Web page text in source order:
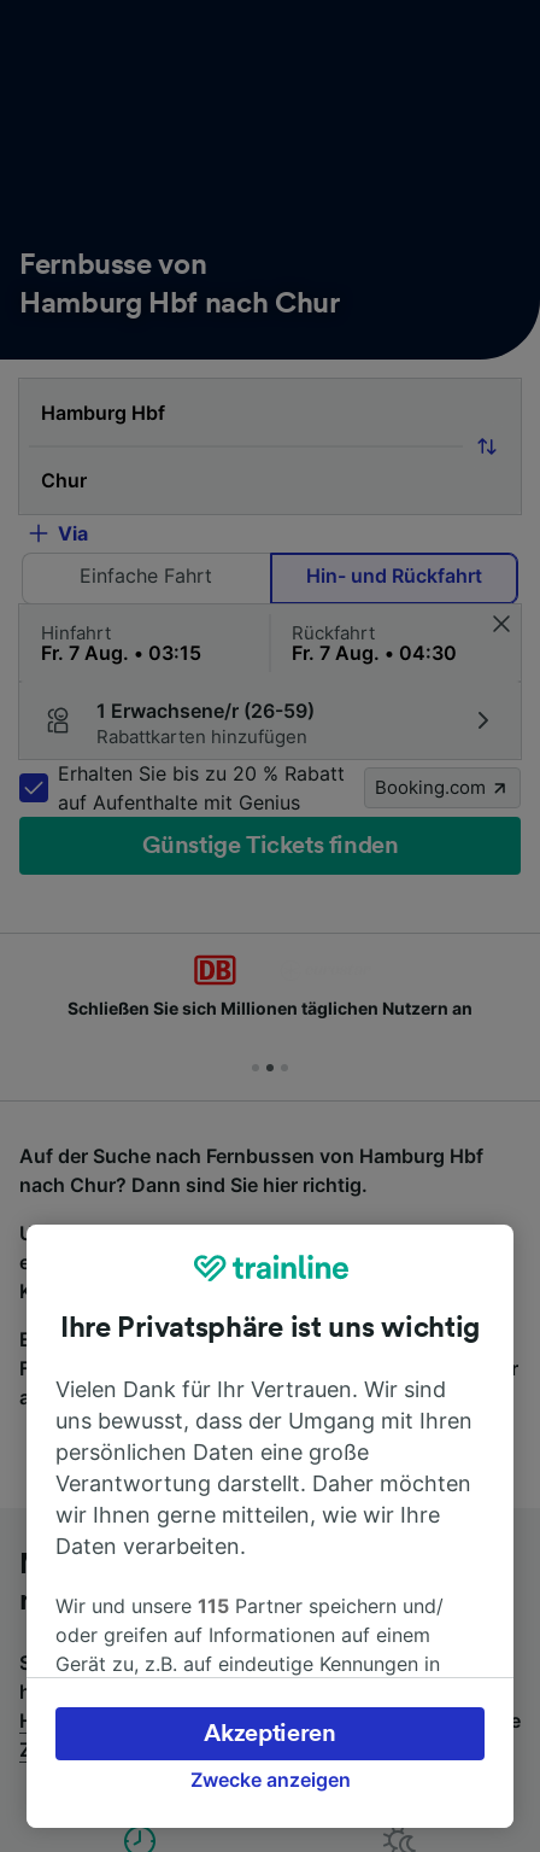
Fernbusse von
Hamburg Hbf nach Chur
Via
Einfache Fahrt
Hin- und Rückfahrt
Hinfahrt Rückfahrt
1 Erwachsene/r (26-59)
Rabattkarten hinzufügen
Erhalten Sie bis zu 20 % Rabatt
auf Aufenthalte mit Genius
Booking.com
Günstige Tickets finden
Schließen Sie sich Millionen täglichen Nutzern an
Auf der Suche nach Fernbussen von Hamburg Hbf
nach Chur? Dann sind Sie hier richtig.
Um Bustickets zu finden, starten Sie einfach oben
eine Suche und wir vergleichen Fahrtzeiten und
Kosten für Bahn- und Busreisen miteinander.
Egal, wohin die Reise geht – starten Sie mit uns.
Finden Sie hier Fahrkarten für Verbindungen von mehr
als 170 Bahn- und Busunternehmen.
Mit dem Fernbus von Hamburg Hbf
nach Chur
Suchen Sie nach einem Rückfahrtticket? Dann bitte
hier entlang:
Hbf
Wenn Sie lieber mit dem Zug fahren, prüfen Sie die
Züge von Hamburg Hbf bis Chur.
Ihre Privatsphäre ist uns wichtig
Vielen Dank für Ihr Vertrauen. Wir sind
uns bewusst, dass der Umgang mit Ihren
persönlichen Daten eine große
Verantwortung darstellt. Daher möchten
wir Ihnen gerne mitteilen, wie wir Ihre
Daten verarbeiten.
Wir und unsere115 Partner speichern und/
oder greifen auf Informationen auf einem
Gerät zu, z.B. auf eindeutige Kennungen in
verarbeiten. Sie können Ihre Präferenzen
akzeptieren oder verwalten, einschließlich
Ihres Widerspruchsrechts bei berechtigtem
besuchen Sie jederzeit die Seite der
Zwecke anzeigen
Akzeptieren